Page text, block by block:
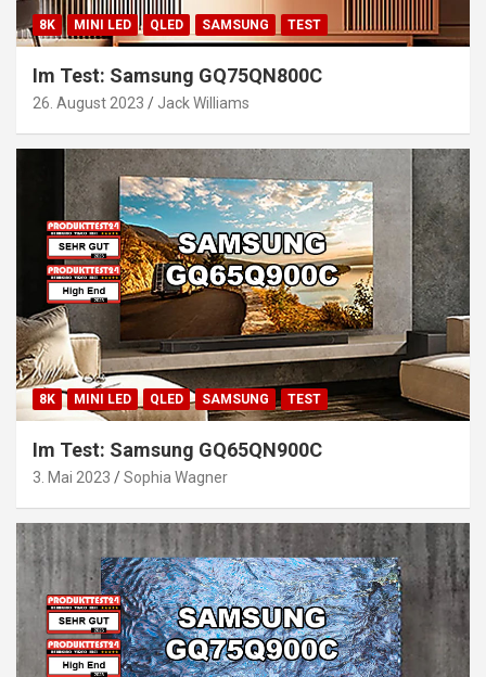
8K MINI LED QLED SAMSUNG TEST
Im Test: Samsung GQ75QN800C
26. August 2023 Jack Williams
8K MINI LED QLED SAMSUNG TEST
Im Test: Samsung GQ65QN900C
3. Mai 2023 Sophia Wagner